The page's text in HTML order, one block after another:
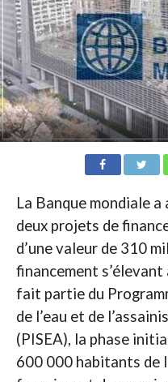
La Banque mondiale
deux projets de
d’une valeur de 310
financement
fait partie du
de l’eau et de
(PISEA), la phase
600 000 habitants de